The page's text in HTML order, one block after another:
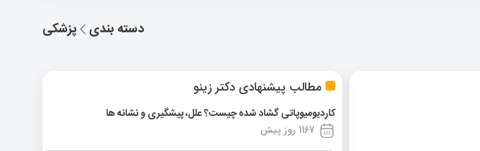
پزشکی دسته بندی
مطالب پیشنهادی دکتر زینو
کاردیومیوپاتی گشاد شده چیست؟ علل، پیشگیری و نشانه ها
1167 روز پیش